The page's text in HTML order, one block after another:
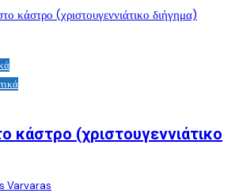
κάστρο (χριστουγεννιάτικο
Varvaras